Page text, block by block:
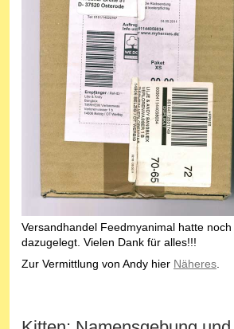
Versandhandel Feedmyanimal hatte
dazugelegt. Vielen Dank für alles!!!
Zur Vermittlung von Andy hier Näheres